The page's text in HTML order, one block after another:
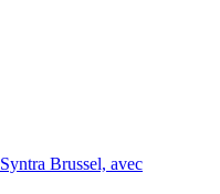
Brussel, avec